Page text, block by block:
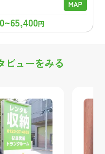
円
ビューをみる